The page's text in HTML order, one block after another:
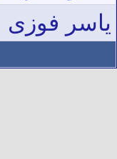
ياسر فوزى